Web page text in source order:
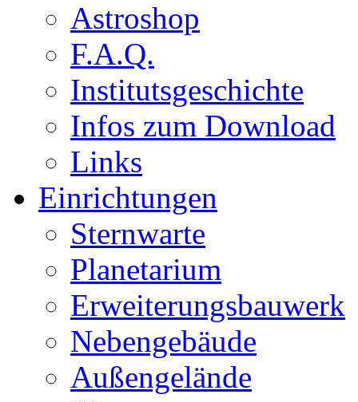
Astroshop
F.A.Q.
Institutsgeschichte
Infos zum Download
Links
Einrichtungen
Sternwarte
Planetarium
Erweiterungsbauwerk
Nebengebäude
Außengelände